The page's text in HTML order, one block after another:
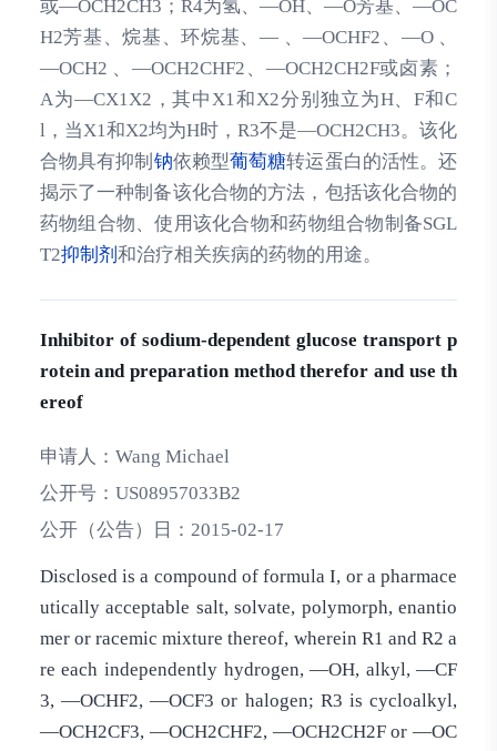
或—OCH2CH3；R4为氢、—OH、—O芳基、—OC
H2芳基、烷基、环烷基、— 、—OCHF2、—O 、
—OCH2 、—OCH2CHF2、—OCH2CH2F或卤素；
A为—CX1X2，其中X1和X2分别独立为H、F和C
l，当X1和X2均为H时，R3不是—OCH2CH3。该化
合物具有抑制 钠依赖型葡萄糖转运蛋白的活性。还
揭示了一种制备该化合物的方法，包括该化合物的
药物组合物、使用该化合物和药物组合物制备SGL
T2抑制剂 和治疗相关疾病的药物的用途。
Inhibitor of sodium-dependent glucose transport p
rotein and preparation method therefor and use th
ereof
申请人： Wang Michael
公开号： US08957033B2
公开（公告）日： 2015-02-17
Disclosed is a compound of formula I, or a pharmace
utically acceptable salt, solvate, polymorph, enantio
mer or racemic mixture thereof, wherein R1 and R2 a
re each independently hydrogen, —OH, alkyl, —CF
3, —OCHF2, —OCF3 or halogen; R3 is cycloalkyl,
—OCH2CF3, —OCH2CHF2, —OCH2CH2F or —OC